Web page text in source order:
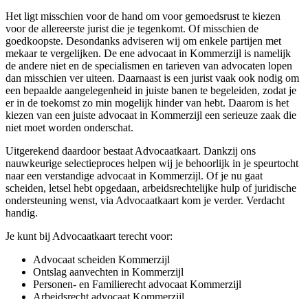
Het ligt misschien voor de hand om voor gemoedsrust te kiezen
voor de allereerste jurist die je tegenkomt. Of misschien de
goedkoopste. Desondanks adviseren wij om enkele partijen met
mekaar te vergelijken. De ene advocaat in Kommerzijl is namelijk
de andere niet en de specialismen en tarieven van advocaten lopen
dan misschien ver uiteen. Daarnaast is een jurist vaak ook nodig om
een bepaalde aangelegenheid in juiste banen te begeleiden, zodat je
er in de toekomst zo min mogelijk hinder van hebt. Daarom is het
kiezen van een juiste advocaat in Kommerzijl een serieuze zaak die
niet moet worden onderschat.
Uitgerekend daardoor bestaat Advocaatkaart. Dankzij ons
nauwkeurige selectieproces helpen wij je behoorlijk in je speurtocht
naar een verstandige advocaat in Kommerzijl. Of je nu gaat
scheiden, letsel hebt opgedaan, arbeidsrechtelijke hulp of juridische
ondersteuning wenst, via Advocaatkaart kom je verder. Verdacht
handig.
Je kunt bij Advocaatkaart terecht voor:
Advocaat scheiden Kommerzijl
Ontslag aanvechten in Kommerzijl
Personen- en Familierecht advocaat Kommerzijl
Arbeidsrecht advocaat Kommerzijl